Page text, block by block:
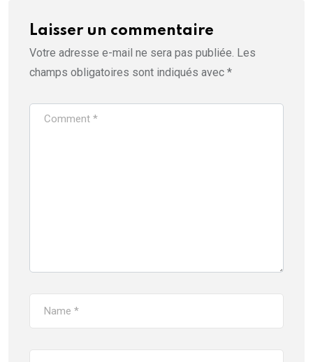
Laisser un commentaire
Votre adresse e-mail ne sera pas publiée. Les
champs obligatoires sont indiqués avec *